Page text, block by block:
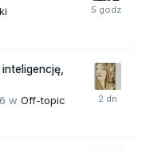
w Off-topic